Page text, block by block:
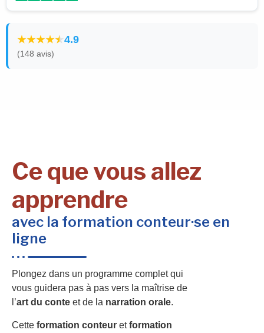
4.9
(148 avis)
Ce que vous allez
apprendre
avec la formation conteur·se en
ligne
Plongez dans un programme complet qui
vous guidera pas à pas vers la maîtrise de
l’art du conte et de la narration orale.
Cette formation conteur etformation